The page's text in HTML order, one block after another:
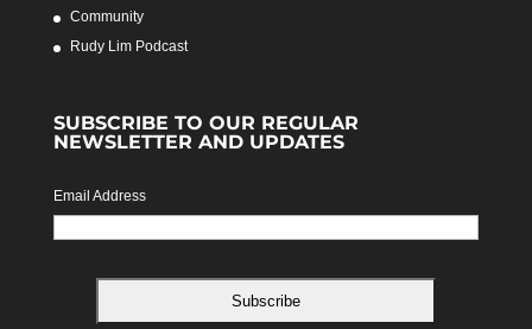
Community
Rudy Lim Podcast
SUBSCRIBE TO OUR REGULAR
NEWSLETTER AND UPDATES
Email Address